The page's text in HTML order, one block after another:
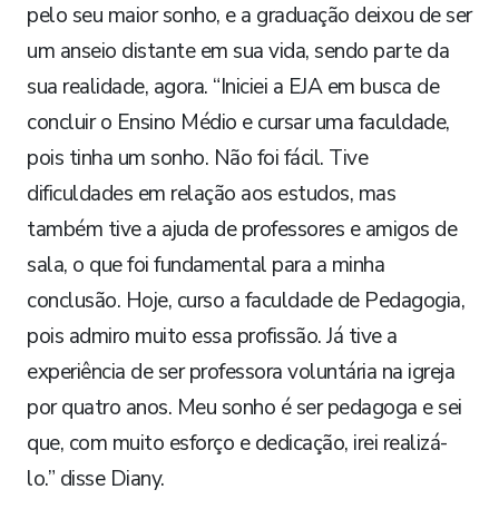
pelo seu maior sonho, e a graduação deixou de ser
um anseio distante em sua vida, sendo parte da
sua realidade, agora. “Iniciei a EJA em busca de
concluir o Ensino Médio e cursar uma faculdade,
pois tinha um sonho. Não foi fácil. Tive
dificuldades em relação aos estudos, mas
também tive a ajuda de professores e amigos de
sala, o que foi fundamental para a minha
conclusão. Hoje, curso a faculdade de Pedagogia,
pois admiro muito essa profissão. Já tive a
experiência de ser professora voluntária na igreja
por quatro anos. Meu sonho é ser pedagoga e sei
que, com muito esforço e dedicação, irei realizá-
lo.” disse Diany.